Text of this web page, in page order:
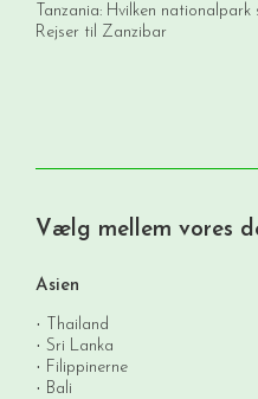
Tanzania: Hvilken
Rejser til Zanzibar
Vælg mellem vores
Asien
Thailand
Sri Lanka
Filippinerne
Bali